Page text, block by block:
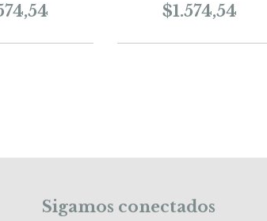
$1.574,54
Sigamos conectados